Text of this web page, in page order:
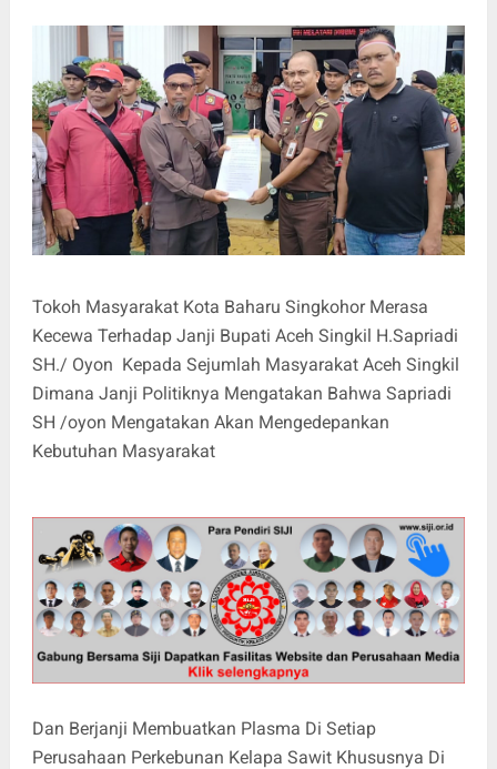
Tokoh Masyarakat Kota Baharu Singkohor Merasa
Kecewa Terhadap Janji Bupati Aceh Singkil H.Sapriadi
SH./ Oyon Kepada Sejumlah Masyarakat Aceh Singkil
Dimana Janji Politiknya Mengatakan Bahwa Sapriadi
SH /oyon Mengatakan Akan Mengedepankan
Kebutuhan Masyarakat
Dan Berjanji Membuatkan Plasma Di Setiap
Perusahaan Perkebunan Kelapa Sawit Khususnya Di